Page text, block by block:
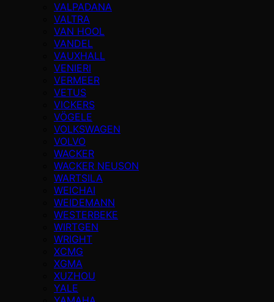
VALPADANA
VALTRA
VAN HOOL
VANDEL
VAUXHALL
VENIERI
VERMEER
VETUS
VICKERS
VÖGELE
VOLKSWAGEN
VOLVO
WACKER
WACKER NEUSON
WARTSILA
WEICHAI
WEIDEMANN
WESTERBEKE
WIRTGEN
WRIGHT
XCMG
XGMA
XUZHOU
YALE